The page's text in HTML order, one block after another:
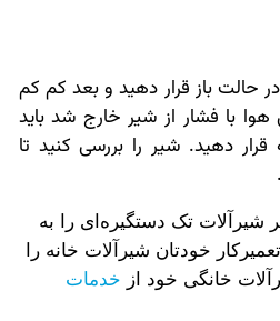
حالت باز قرار دهید و بعد کم کم
هوا با فشار از شیر خارج شد باید
دهید. شیر را بررسی کنید تا
شیرآلات تک دستگیره‌ای را به
خودتان شیرآلات خانه را
خانگی خود از خدمات